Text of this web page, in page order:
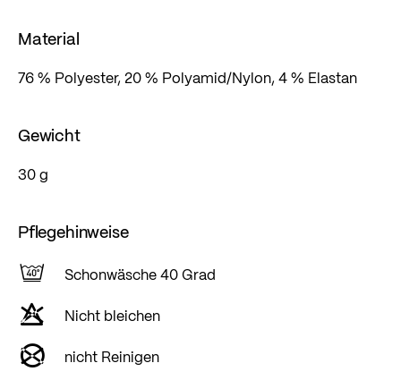
Material
76 % Polyester, 20 % Polyamid/Nylon, 4 % Elastan
Gewicht
30 g
Pflegehinweise
Schonwäsche 40 Grad
Nicht bleichen
nicht Reinigen